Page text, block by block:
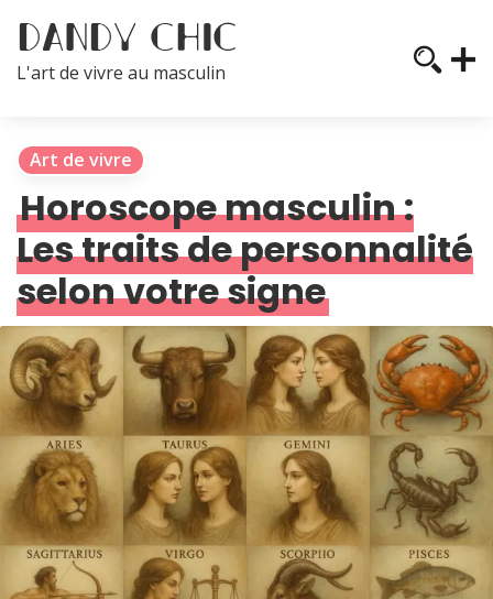
L'art de vivre au masculin
Art de vivre
Horoscope masculin :
Les traits de personnalité
selon votre signe